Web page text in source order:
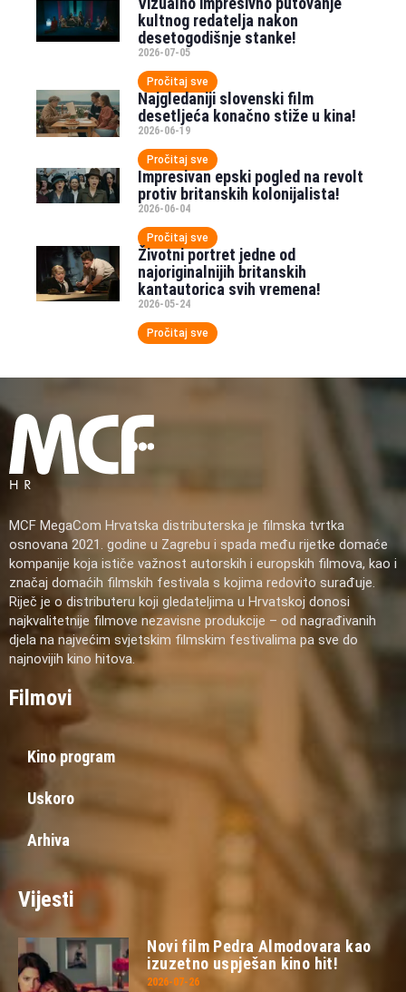
kultnog redatelja nakon
desetogodišnje stanke!
2026-07-05
Pročitaj sve
Najgledaniji slovenski film
desetljeća konačno stiže u kina!
2026-06-19
Pročitaj sve
Impresivan epski pogled na revolt
protiv britanskih kolonijalista!
2026-06-04
Pročitaj sve
Životni portret jedne od
najoriginalnijih britanskih
kantautorica svih vremena!
2026-05-24
Pročitaj sve
MCF MegaCom Hrvatska distributerska je filmska tvrtka
osnovana 2021. godine u Zagrebu i spada među rijetke domaće
kompanije koja ističe važnost autorskih i europskih filmova, kao i
značaj domaćih filmskih festivala s kojima redovito surađuje.
Riječ je o distributeru koji gledateljima u Hrvatskoj donosi
najkvalitetnije filmove nezavisne produkcije – od nagrađivanih
djela na najvećim svjetskim filmskim festivalima pa sve do
najnovijih kino hitova.
Filmovi
Kino program
Uskoro
Arhiva
Vijesti
Novi film Pedra Almodovara kao
izuzetno uspješan kino hit!
2026-07-26